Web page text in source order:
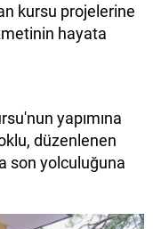
kursu projelerine
hayata
yapımına
düzenlenen
son yolculuğuna